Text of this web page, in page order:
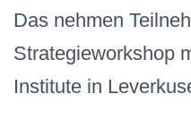
Das nehmen
Strategieworkshop
Institute in